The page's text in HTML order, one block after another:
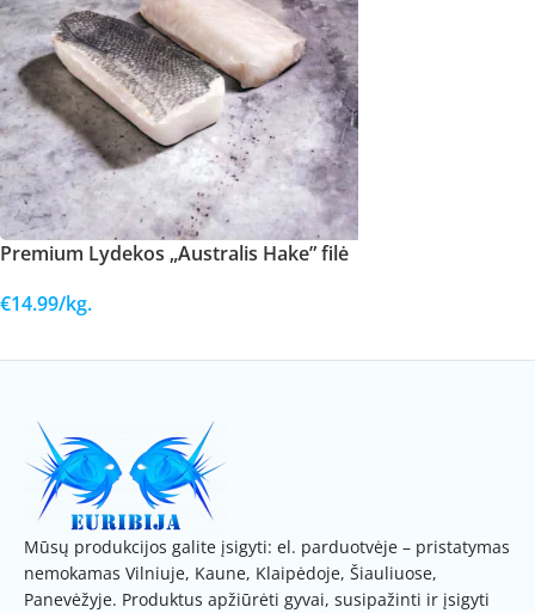
Premium Lydekos „Australis Hake” filė
€14.99/kg.
Mūsų produkcijos galite įsigyti: el. parduotvėje – pristatymas
nemokamas Vilniuje, Kaune, Klaipėdoje, Šiauliuose,
Panevėžyje. Produktus apžiūrėti gyvai, susipažinti ir įsigyti